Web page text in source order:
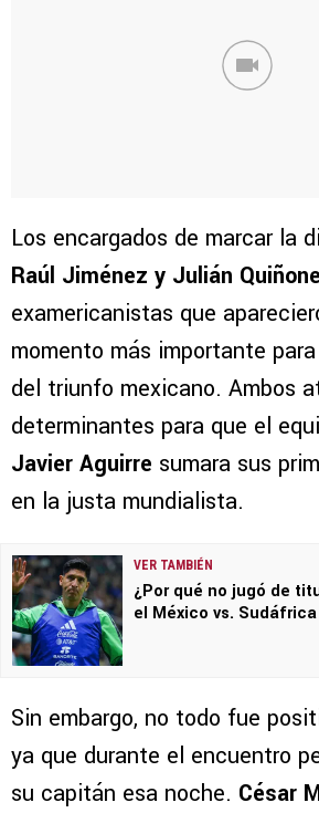
Los encargados de marcar la
Raúl Jiménez y Julián
examericanistas que
momento más importante
del triunfo mexicano. Ambos
determinantes para que el
Javier Aguirre sumara sus
en la justa mundialista.
VER TAMBIÉN
¿Por qué no jugó de
el México vs.
Sin embargo, no todo fue
ya que durante el encuentro
su capitán esa noche. César